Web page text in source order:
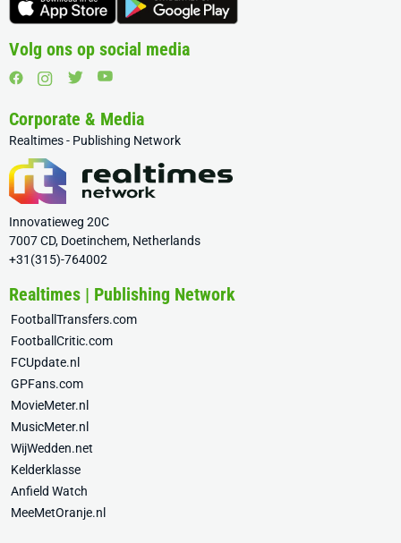
Volg ons op social media
Corporate & Media
Realtimes - Publishing Network
Innovatieweg 20C
7007 CD, Doetinchem, Netherlands
+31(315)-764002
Realtimes | Publishing Network
FootballTransfers.com
FootballCritic.com
FCUpdate.nl
GPFans.com
MovieMeter.nl
MusicMeter.nl
WijWedden.net
Kelderklasse
Anfield Watch
MeeMetOranje.nl